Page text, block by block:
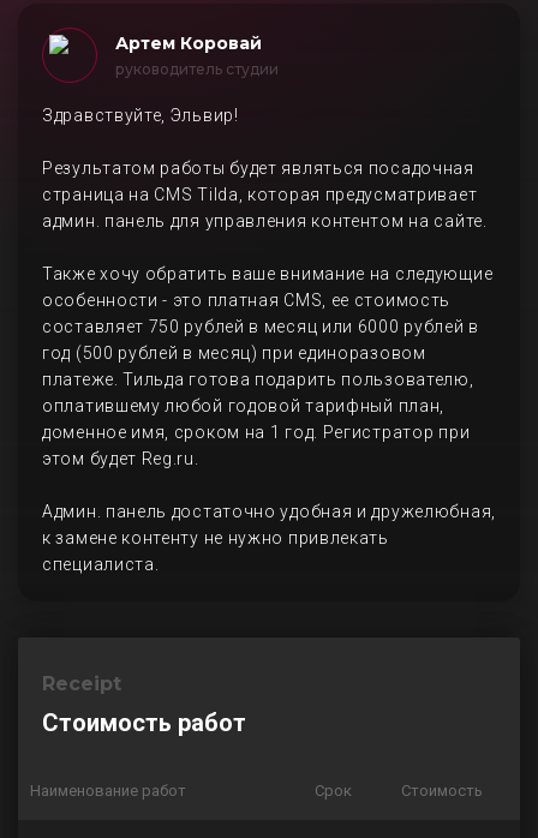
Артем Коровай
руководитель студии
Здравствуйте, Эльвир!
Результатом работы будет являться посадочная
страница на CMS Tilda, которая предусматривает
админ. панель для управления контентом на сайте.
Также хочу обратить ваше внимание на следующие
особенности - это платная CMS, ее стоимость
составляет 750 рублей в месяц или 6000 рублей в
год (500 рублей в месяц) при единоразовом
платеже. Тильда готова подарить пользователю,
оплатившему любой годовой тарифный план,
доменное имя, сроком на 1 год. Регистратор при
этом будет Reg.ru.
Админ. панель достаточно удобная и дружелюбная,
к замене контенту не нужно привлекать
специалиста.
Receipt
Стоимость работ
Наименование работ Срок Стоимость